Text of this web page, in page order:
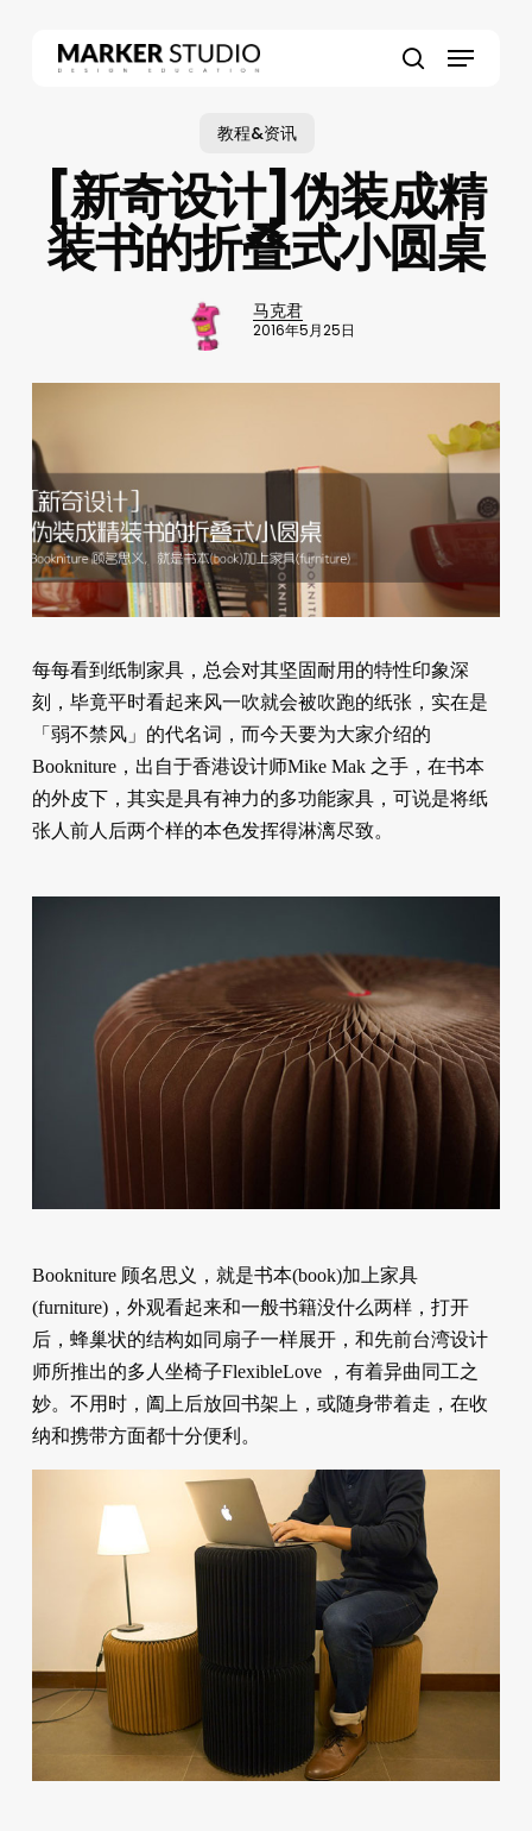
Menu
教程&资讯
[新奇设计]伪装成精
装书的折叠式小圆桌
马克君
2016年5月25日
每每看到纸制家具，总会对其坚固耐用的特性印象深
刻，毕竟平时看起来风一吹就会被吹跑的纸张，实在是
「弱不禁风」的代名词，而今天要为大家介绍的
Bookniture，出自于香港设计师Mike Mak 之手，在书本
的外皮下，其实是具有神力的多功能家具，可说是将纸
张人前人后两个样的本色发挥得淋漓尽致。
Bookniture 顾名思义，就是书本(book)加上家具
(furniture)，外观看起来和一般书籍没什么两样，打开
后，蜂巢状的结构如同扇子一样展开，和先前台湾设计
师所推出的多人坐椅子FlexibleLove ，有着异曲同工之
妙。不用时，阖上后放回书架上，或随身带着走，在收
纳和携带方面都十分便利。